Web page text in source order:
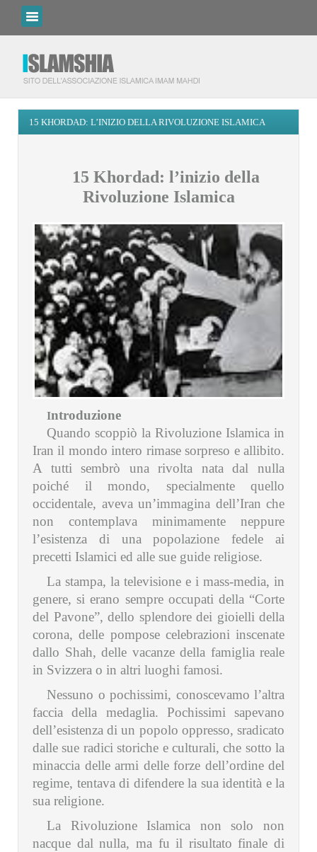
15 KHORDAD: L’INIZIO DELLA RIVOLUZIONE ISLAMICA
15 Khordad: l’inizio della
Rivoluzione Islamica
Introduzione
Quando scoppiò la Rivoluzione Islamica in
Iran il mondo intero rimase sorpreso e allibito.
A tutti sembrò una rivolta nata dal nulla
poiché il mondo, specialmente quello
occidentale, aveva un’immagina dell’Iran che
non contemplava minimamente neppure
l’esistenza di una popolazione fedele ai
precetti Islamici ed alle sue guide religiose.
La stampa, la televisione e i mass-media, in
genere, si erano sempre occupati della “Corte
del Pavone”, dello splendore dei gioielli della
corona, delle pompose celebrazioni inscenate
dallo Shah, delle vacanze della famiglia reale
in Svizzera o in altri luoghi famosi.
Nessuno o pochissimi, conoscevamo l’altra
faccia della medaglia. Pochissimi sapevano
dell’esistenza di un popolo oppresso, sradicato
dalle sue radici storiche e culturali, che sotto la
minaccia delle armi delle forze dell’ordine del
regime, tentava di difendere la sua identità e la
sua religione.
La Rivoluzione Islamica non solo non
nacque dal nulla, ma fu il risultato finale di